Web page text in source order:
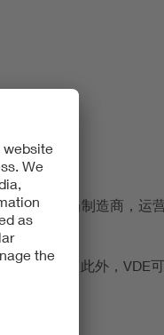
护领域充当制造商，运
文件夹。此外，VDE